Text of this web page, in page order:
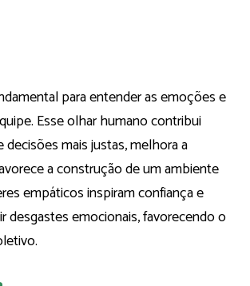
para entender as emoções e
Esse olhar humano contribui
decisões mais justas, melhora a
a construção de um ambiente
empáticos inspiram confiança e
desgastes emocionais, favorecendo o